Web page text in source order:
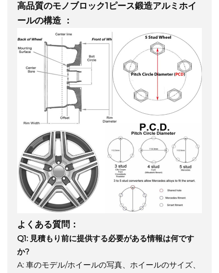
高品質のモノブロック1ピース鍛造アルミホイ
ールの構造 ：
よくある質問：
Q1: 見積もり前に提供する必要がある情報は何です
か?
A: 車のモデル/ホイールの写真、ホイールのサイズ、